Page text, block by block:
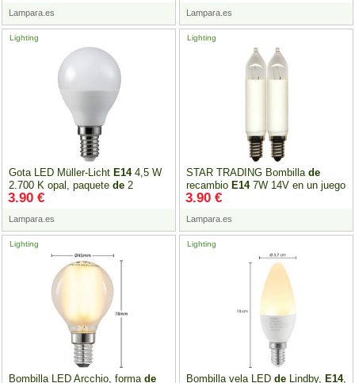
Lampara.es Lampara.es
Gota LED Müller-Licht E144,5 W
2.700 K opal, paquete de 2
Lighting
Lampara.es
3.90 €
STAR TRADING Bombilla de
recambio E147W 14V en un juego
de2
Lighting
Lampara.es
3.90 €
Bombilla LED Arcchio, forma de
Lighting
Bombilla vela LED de Lindby, E14,
Lighting